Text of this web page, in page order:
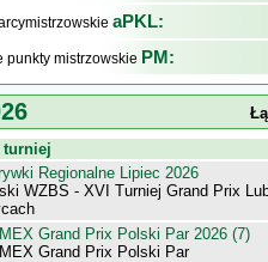
aPKL:
punkty mistrzowskie PM:
turniej
Regionalne Lipiec 2026
WZBS - XVI Turniej Grand Prix
Grand Prix Polski Par 2026 (7)
Grand Prix Polski Par